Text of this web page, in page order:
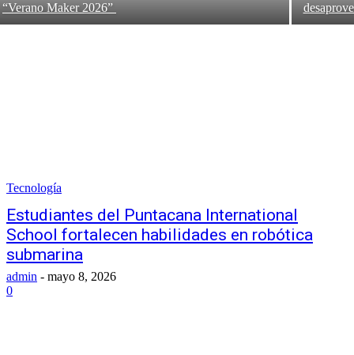
“Verano Maker 2026”
Tecnología
Estudiantes del Puntacana International
School fortalecen habilidades en robótica
submarina
admin - mayo 8, 2026
0